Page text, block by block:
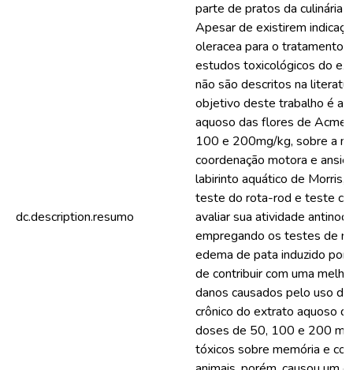
dc.description.resumo
parte de pratos da culinária
Apesar de existirem
oleracea para o tratamento
estudos toxicológicos do
não são descritos na
objetivo deste trabalho é
aquoso das flores de
100 e 200mg/kg, sobre a
coordenação motora e
labirinto aquático de Morris,
teste do rota-rod e teste
avaliar sua atividade
empregando os testes de
edema de pata induzido por
de contribuir com uma
danos causados pelo uso
crônico do extrato aquoso
doses de 50, 100 e 200
tóxicos sobre memória e